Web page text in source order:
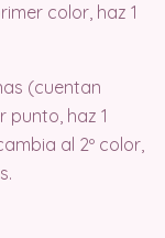
color, haz 1
(cuentan
punto, haz 1
al 2º color,